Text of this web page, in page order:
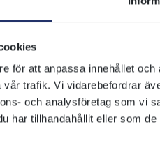
för att anpassa innehållet
trafik. Vi vidarebefordrar
och analysföretag som vi
har tillhandahållit eller som
sidor om